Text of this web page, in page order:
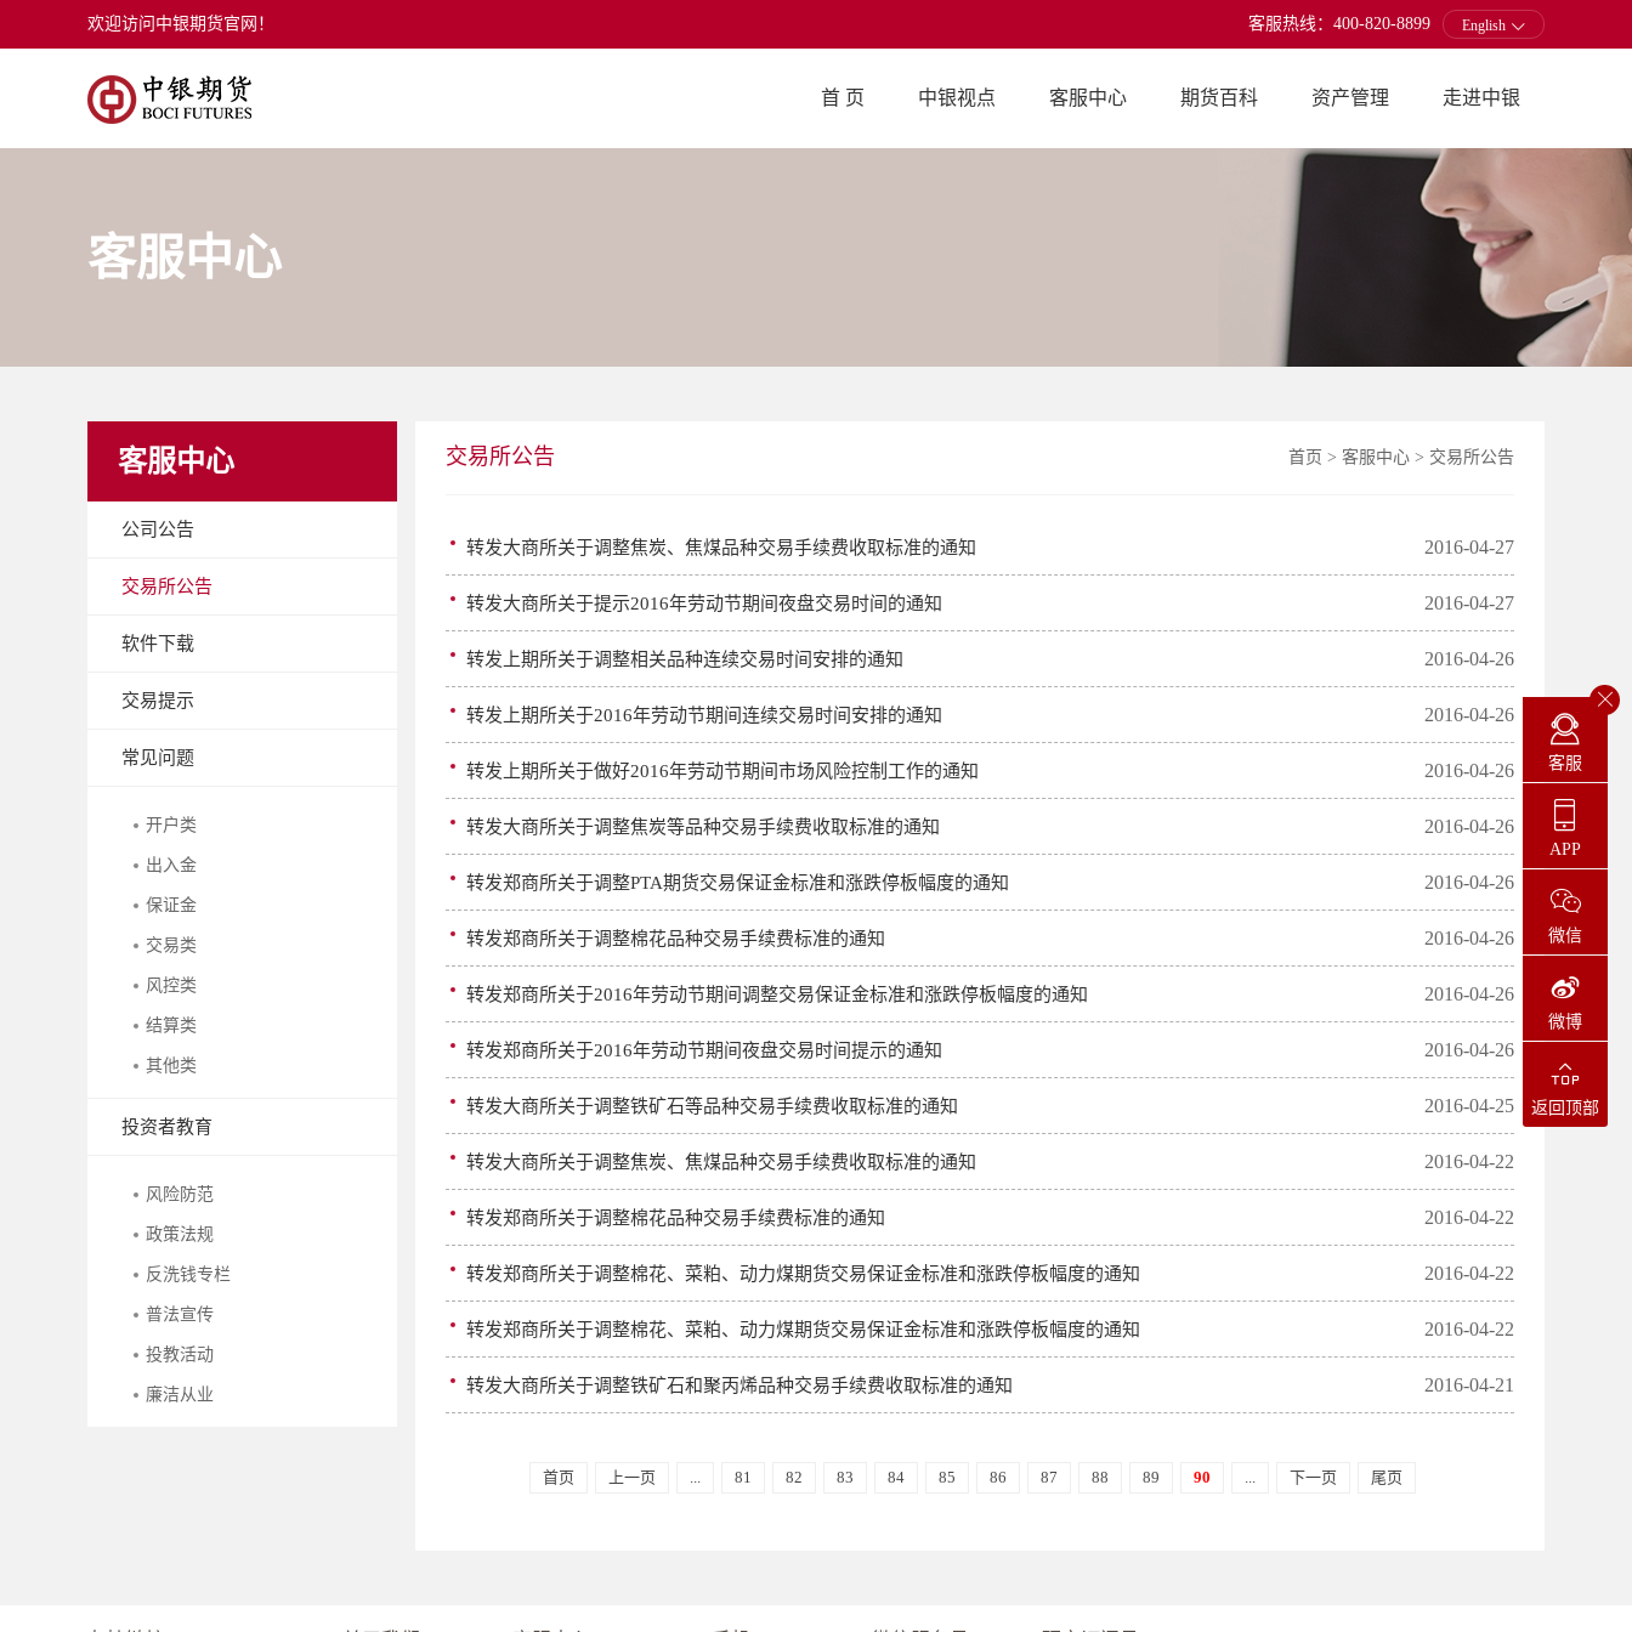
欢迎访问中银期货官网！ 客服热线：400-820-8899 English
首 页 中银视点 客服中心 期货百科 资产管理 走进中银
客服中心
客服中心
公司公告
交易所公告
软件下载
交易提示
常见问题
开户类
出入金
保证金
交易类
风控类
结算类
其他类
投资者教育
风险防范
政策法规
反洗钱专栏
普法宣传
投教活动
廉洁从业
交易所公告 首页 > 客服中心 > 交易所公告
转发大商所关于调整焦炭、焦煤品种交易手续费收取标准的通知 2016-04-27
转发大商所关于提示2016年劳动节期间夜盘交易时间的通知 2016-04-27
转发上期所关于调整相关品种连续交易时间安排的通知 2016-04-26
转发上期所关于2016年劳动节期间连续交易时间安排的通知 2016-04-26
转发上期所关于做好2016年劳动节期间市场风险控制工作的通知 2016-04-26
转发大商所关于调整焦炭等品种交易手续费收取标准的通知 2016-04-26
转发郑商所关于调整PTA期货交易保证金标准和涨跌停板幅度的通知 2016-04-26
转发郑商所关于调整棉花品种交易手续费标准的通知 2016-04-26
转发郑商所关于2016年劳动节期间调整交易保证金标准和涨跌停板幅度的通知 2016-04-26
转发郑商所关于2016年劳动节期间夜盘交易时间提示的通知 2016-04-26
转发大商所关于调整铁矿石等品种交易手续费收取标准的通知 2016-04-25
转发大商所关于调整焦炭、焦煤品种交易手续费收取标准的通知 2016-04-22
转发郑商所关于调整棉花品种交易手续费标准的通知 2016-04-22
转发郑商所关于调整棉花、菜粕、动力煤期货交易保证金标准和涨跌停板幅度的通知 2016-04-22
转发郑商所关于调整棉花、菜粕、动力煤期货交易保证金标准和涨跌停板幅度的通知 2016-04-22
转发大商所关于调整铁矿石和聚丙烯品种交易手续费收取标准的通知 2016-04-21
首页 上一页 ... 81 82 83 84 85 86 87 88 89 90 ... 下一页 尾页
客服
APP
微信
微博
返回顶部